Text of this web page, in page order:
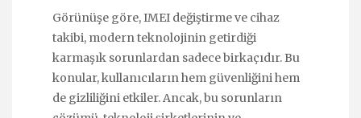
Görünüşe göre, IMEI değiştirme ve cihaz
takibi, modern teknolojinin getirdiği
karmaşık sorunlardan sadece birkaçıdır. Bu
konular, kullanıcıların hem güvenliğini hem
de gizliliğini etkiler. Ancak, bu sorunların